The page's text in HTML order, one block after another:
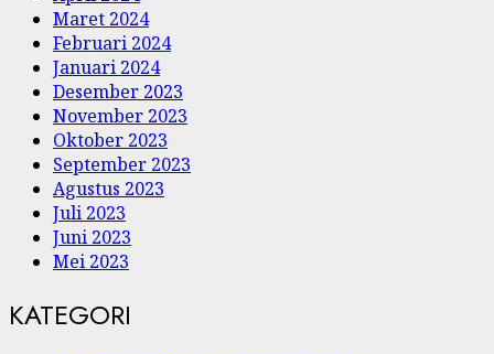
Maret 2024
Februari 2024
Januari 2024
Desember 2023
November 2023
Oktober 2023
September 2023
Agustus 2023
Juli 2023
Juni 2023
Mei 2023
KATEGORI